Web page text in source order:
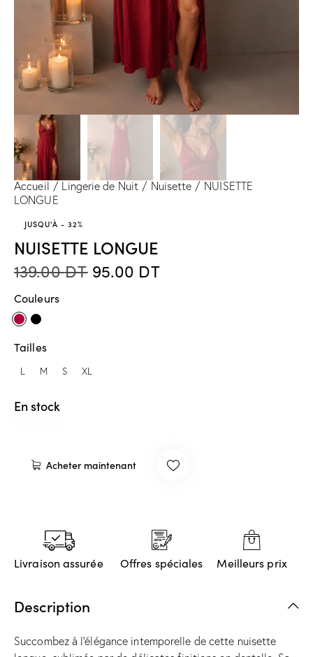
Accueil Lingerie de Nuit Nuisette
NUISETTE
LONGUE
JUSQU'À - 32%
NUISETTE LONGUE
139.00DT 95.00 DT
Couleurs
Tailles
L M S XL
En stock
Acheter maintenant
Livraison assurée Offres spéciales Meilleurs prix
Description
Succombez à l’élégance intemporelle de cette nuisette